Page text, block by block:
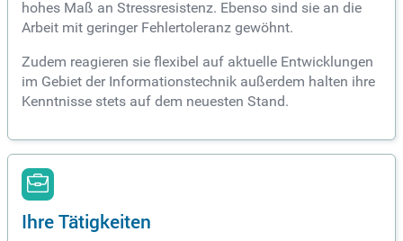
hohes Maß an Stressresistenz. Ebenso sind sie an die
Arbeit mit geringer Fehlertoleranz gewöhnt.
Zudem reagieren sie flexibel auf aktuelle Entwicklungen
im Gebiet der Informationstechnik außerdem halten ihre
Kenntnisse stets auf dem neuesten Stand.
Ihre Tätigkeiten